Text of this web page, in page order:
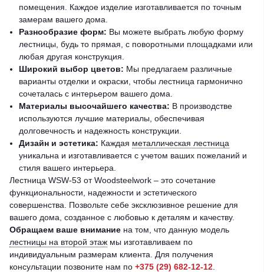
помещения. Каждое изделие изготавливается по точным
замерам вашего дома.
Разнообразие форм: Вы можете выбрать любую форму
лестницы, будь то прямая, с поворотными площадками или
любая другая конструкция.
Широкий выбор цветов: Мы предлагаем различные
варианты отделки и окраски, чтобы лестница гармонично
сочеталась с интерьером вашего дома.
Материалы высочайшего качества: В производстве
используются лучшие материалы, обеспечивая
долговечность и надежность конструкции.
Дизайн и эстетика: Каждая металлическая лестница
уникальна и изготавливается с учетом ваших пожеланий и
стиля вашего интерьера.
Лестница WSW-53 от Woodsteelwork – это сочетание
функциональности, надежности и эстетического
совершенства. Позвольте себе эксклюзивное решение для
вашего дома, созданное с любовью к деталям и качеству.
Обращаем ваше внимание на том, что данную модель
лестницы на второй этаж мы изготавливаем по
индивидуальным размерам клиента. Для получения
консультации позвоните нам по +375 (29) 682-12-12